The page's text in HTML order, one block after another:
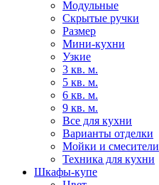
Модульные
Скрытые ручки
Размер
Мини-кухни
Узкие
3 кв. м.
5 кв. м.
6 кв. м.
9 кв. м.
Все для кухни
Варианты отделки
Мойки и смесители
Техника для кухни
Шкафы-купе